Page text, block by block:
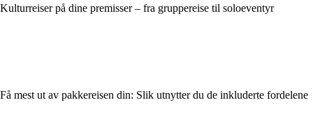
Kulturreiser på dine premisser – fra gruppereise til soloeventyr
Få mest ut av pakkereisen din: Slik utnytter du de inkluderte fordelene